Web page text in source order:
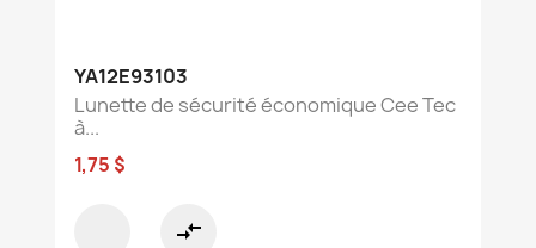
YA12E93103
Lunette de sécurité économique Cee Tec
à...
1,75 $
compare_arrows